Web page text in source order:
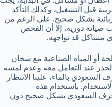
قبل التشغيل، وكذلك التأكد
بشكل صحيح. على الرغم من
دورية، إلا أن الفحص
مشاكل قد تواجهه.
أو المياه الصناعية مع سخان
عند التعامل معه وعدم لمسه
بالماء، علينا الانتظار
باستخدام هذه
السعودي بشكل صحيح دون